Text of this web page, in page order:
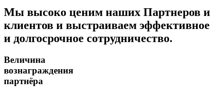
Мы высоко ценим наших Партнеров и
клиентов и выстраиваем эффективное
и долгосрочное сотрудничество.
Величина
вознаграждения
партнёра